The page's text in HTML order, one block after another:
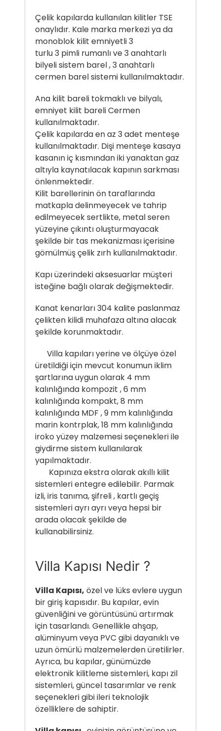
Çelik kapılarda kullanılan kilitler TSE
onaylıdır. Kale marka merkezi ya da
monoblok kilit emniyetli 3
turlu 3 pimli rumanlı ve 3 anahtarlı
bilyeli sistem barel , 3 anahtarlı
cermen barel sistemi kullanılmaktadır.
Ana kilit bareli tokmaklı ve bilyalı,
emniyet kilit bareli Cermen
kullanılmaktadır.
Çelik kapılarda en az 3 adet menteşe
kullanılmaktadır. Dişi menteşe kasaya
kasanın iç kısmından iki yanaktan gaz
altıyla kaynatılacak kapının sarkması
önlenmektedir.
Kilit barellerinin ön taraflarında
matkapla delinmeyecek ve tahrip
edilmeyecek sertlikte, metal seren
yüzeyine çıkıntı oluşturmayacak
şekilde bir tas mekanizması içerisine
gömülmüş çelik zırh kullanılmaktadır.
Kapı üzerindeki aksesuarlar müşteri
isteğine bağlı olarak değişmektedir.
Kanat kenarları 304 kalite paslanmaz
çelikten kilidi muhafaza altına alacak
şekilde korunmaktadır.
Villa kapıları yerine ve ölçüye özel
üretildiği için mevcut konumun iklim
şartlarına uygun olarak 4 mm
kalınlığında kompozit , 6 mm
kalınlığında kompakt, 8 mm
kalınlığında MDF , 9 mm kalınlığında
marin kontrplak, 18 mm kalınlığında
iroko yüzey malzemesi seçenekleri ile
giydirme sistem kullanılarak
yapılmaktadır.
Kapınıza ekstra olarak akıllı kilit
sistemleri entegre edilebilir. Parmak
izli, iris tanıma, şifreli , kartlı geçiş
sistemleri ayrı ayrı veya hepsi bir
arada olacak şekilde de
kullanabilirsiniz.
Villa Kapısı Nedir ?
Villa Kapısı, özel ve lüks evlere uygun
bir giriş kapısıdır. Bu kapılar, evin
güvenliğini ve görüntüsünü artırmak
için tasarlandı. Genellikle ahşap,
alüminyum veya PVC gibi dayanıklı ve
uzun ömürlü malzemelerden üretilirler.
Ayrıca, bu kapılar, günümüzde
elektronik kilitleme sistemleri, kapı zil
sistemleri, güncel tasarımlar ve renk
seçenekleri gibi ileri teknolojik
özelliklere de sahiptir.